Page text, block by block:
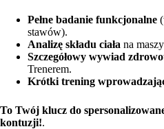
Pełne badanie funkcjonalne
stawów).
Analizę składu ciała na
Szczegółowy wywiad
Trenerem.
Krótki trening
To Twój klucz do
kontuzji!.